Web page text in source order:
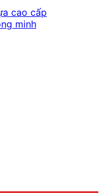
cao cấp
minh